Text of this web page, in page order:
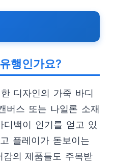
행인가요?
디자인의 가죽 바디
버스 또는 나일론 소재
디백이 인기를 얻고 있
플레이가 돋보이는
의 제품들도 주목받